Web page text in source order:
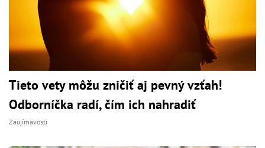
Tieto vety môžu zničiť aj pevný vzťah!
Odborníčka radí, čím ich nahradiť
Zaujímavosti